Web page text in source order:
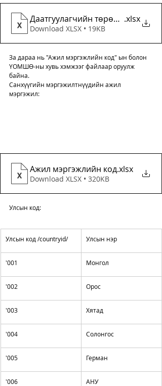
Даатгуулагчийн төрөл 20241125
.xlsx
Download XLSX • 19KB
За дараа нь "Ажил мэргэжлийн код" ын болон
ҮОМШӨ-ны хувь хэмжээг файлаар оруулж
байна.
Санхүүгийн мэргэжилтнүүдийн ажил
мэргэжил:
Ажил мэргэжлийн код.xlsx
Download XLSX • 320KB
Улсын код:
Улсын код /countryid/ Улсын нэр
'001 Монгол
'002 Орос
'003 Хятад
'004 Солонгос
'005 Герман
'006 АНУ